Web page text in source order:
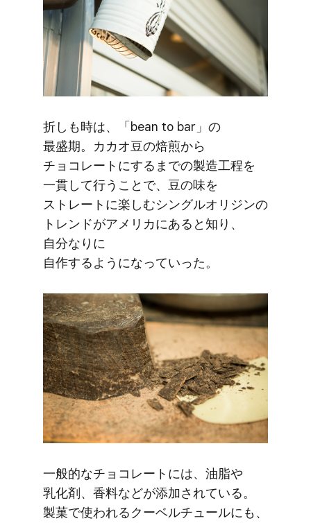
折しも​時は、​「bean to bar」の​
最盛期。​カカオ豆の​焙煎から​
チョコレートに​するまでの​製造工程を​
一貫して​行う​ことで、​豆の​味を​
ストレートに​楽しむシングルオリジンの​
トレンドが​アメリカに​あると​知り、​
自分なりに​
自作するようになっていった。
一般的な​チョコレートには、​油脂や​
乳化剤、​香料などが​添加されている。​
製菓で​使われる​クーベルチュールにも、​